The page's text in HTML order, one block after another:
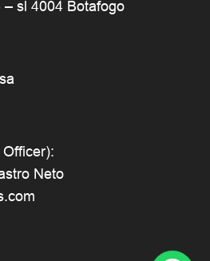
– sl 4004 Botafogo
Neto